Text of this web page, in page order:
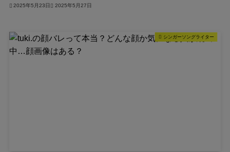
2025年5月23日 2025年5月27日
シンガーソングライター